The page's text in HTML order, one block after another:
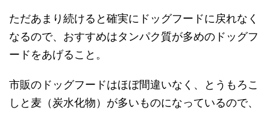
ただあまり続けると確実にドッグフードに戻れなく
なるので、おすすめはタンパク質が多めのドッグフ
ードをあげること。
市販のドッグフードはほぼ間違いなく、とうもろこ
しと麦（炭水化物）が多いものになっているので、